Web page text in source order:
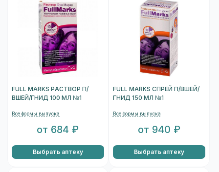
FULL MARKS РАСТВОР П/
ВШЕЙ/ГНИД 100 МЛ №1
Все формы выпуска
от 684 ₽
Выбрать аптеку
FULL MARKS СПРЕЙ П/ВШЕЙ/
ГНИД 150 МЛ №1
Все формы выпуска
от 940 ₽
Выбрать аптеку